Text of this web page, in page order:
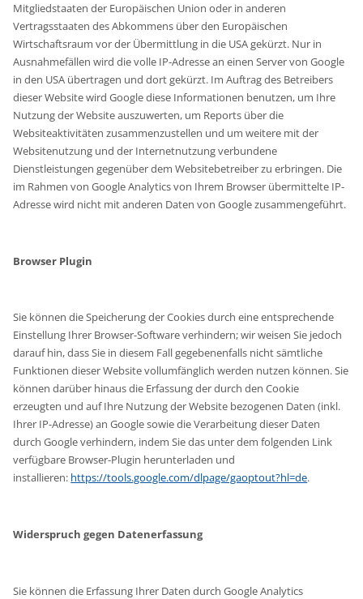
Mitgliedstaaten der Europäischen Union oder in anderen
Vertragsstaaten des Abkommens über den Europäischen
Wirtschaftsraum vor der Übermittlung in die USA gekürzt. Nur in
Ausnahmefällen wird die volle IP-Adresse an einen Server von Google
in den USA übertragen und dort gekürzt. Im Auftrag des Betreibers
dieser Website wird Google diese Informationen benutzen, um Ihre
Nutzung der Website auszuwerten, um Reports über die
Websiteaktivitäten zusammenzustellen und um weitere mit der
Websitenutzung und der Internetnutzung verbundene
Dienstleistungen gegenüber dem Websitebetreiber zu erbringen. Die
im Rahmen von Google Analytics von Ihrem Browser übermittelte IP-
Adresse wird nicht mit anderen Daten von Google zusammengeführt.
Browser Plugin
Sie können die Speicherung der Cookies durch eine entsprechende
Einstellung Ihrer Browser-Software verhindern; wir weisen Sie jedoch
darauf hin, dass Sie in diesem Fall gegebenenfalls nicht sämtliche
Funktionen dieser Website vollumfänglich werden nutzen können. Sie
können darüber hinaus die Erfassung der durch den Cookie
erzeugten und auf Ihre Nutzung der Website bezogenen Daten (inkl.
Ihrer IP-Adresse) an Google sowie die Verarbeitung dieser Daten
durch Google verhindern, indem Sie das unter dem folgenden Link
verfügbare Browser-Plugin herunterladen und
installieren: https://tools.google.com/dlpage/gaoptout?hl=de.
Widerspruch gegen Datenerfassung
Sie können die Erfassung Ihrer Daten durch Google Analytics